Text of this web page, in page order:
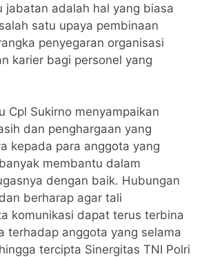
jabatan adalah hal yang biasa
satu upaya pembinaan
penyegaran organisasi
karier bagi personel yang
Cpl Sukirno menyampaikan
dan penghargaan yang
kepada para anggota yang
membantu dalam
dengan baik. Hubungan
berharap agar tali
komunikasi dapat terus terbina
terhadap anggota yang selama
tercipta Sinergitas TNI Polri